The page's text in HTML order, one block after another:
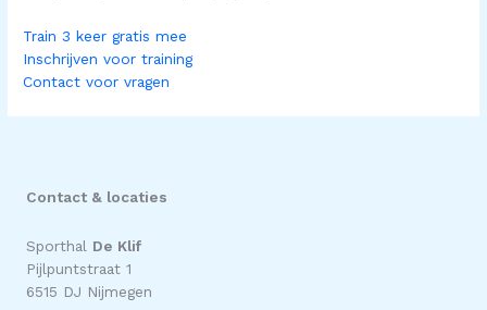
Train 3 keer gratis mee
Inschrijven voor training
Contact voor vragen
Contact & locaties
Sporthal De Klif
Pijlpuntstraat 1
6515 DJ Nijmegen